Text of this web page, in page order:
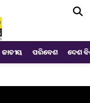
ଜାତୀୟ ପରିବେଶ ଦେଶ